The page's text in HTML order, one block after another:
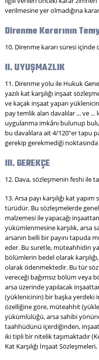
verilmesine yer olmadığına
Direnme Kararının
10. Direnme kararı süresi
II. UYUŞMAZLIK
11. Direnme yolu ile Hukuk
yazılı kat karşılığı inşaat
ve kaçak inşaat yapan
pay temlik alan davalılar ... ve ...
uygulanma imkânı bulunup
bu davalılara ait 4/120"er tapu
gerekip gerekmediği
III. GEREKÇE
12. Dava, sözleşmenin feshi ile
13. Arsa payı karşılığı kat
türüdür. Bu sözleşmelerde
malzemesi ile yapacağı
yükümlenmesine karşılık, arsa
arsanın belli bir payını tapuda
eder. Bu suretle, müteahhidin
bölümlerin bedel olarak
olarak ödenmektedir. Bu tür
vereceği bağımsız bölüm veya
arsa üzerinde yapılacak
(yüklenicinin) bir başka yerdeki
özelliğine göre, müteahhit
yükümlülüğü, arsa sahibi
taahhüdünü içerdiğinden,
iki tipli bir nitelik taşımaktadır
Kat Karşılığı İnşaat